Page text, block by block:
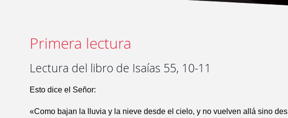
Primera lectura
Lectura del libro de Isaías 55, 10-11
Esto dice el Señor:
«Como bajan la lluvia y la nieve desde el cielo, y no vuelven allá sino